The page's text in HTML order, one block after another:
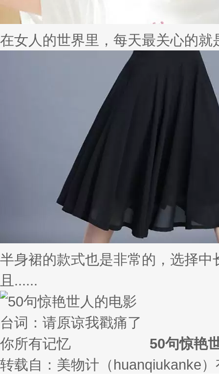
在女人的世界里，每天最关心的
半身裙的款式也是非常的，选择
且......
50句惊艳
转载自：美物计（huanqiukanke